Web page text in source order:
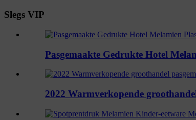
Slegs VIP
Pasgemaakte Gedrukte Hotel
2022 Warmverkopende